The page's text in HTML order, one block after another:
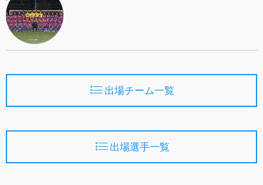
出場チーム一覧
出場選手一覧